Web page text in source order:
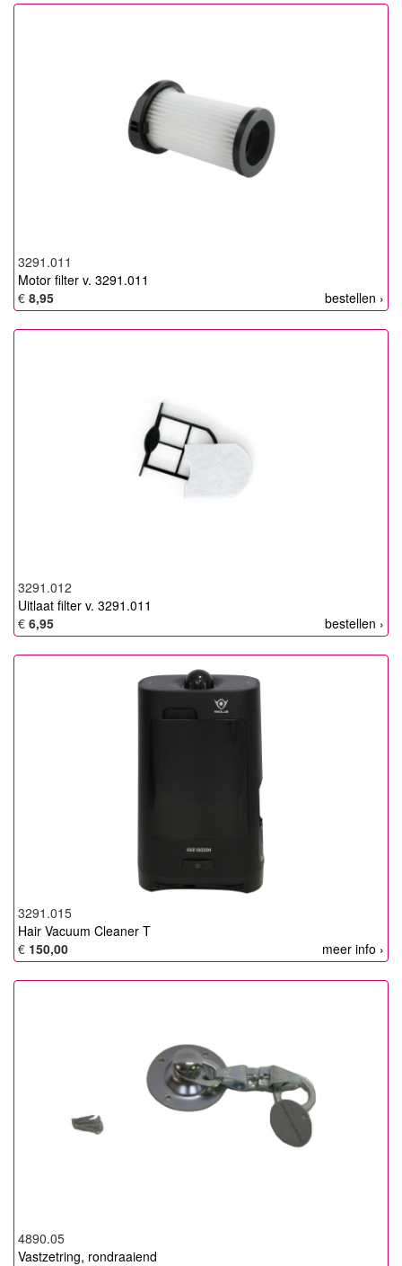
3291.011
Motor filter v. 3291.011
bestellen ›
€ 8,95
3291.012
Uitlaat filter v. 3291.011
bestellen ›
€ 6,95
3291.015
Hair Vacuum Cleaner T
meer info ›
€ 150,00
4890.05
Vastzetring, rondraaiend